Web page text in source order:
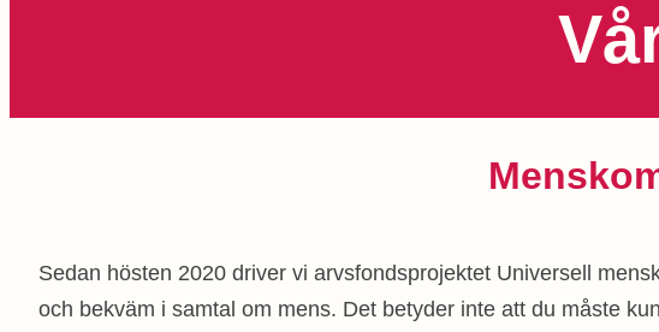
Sedan hösten 2020 driver vi arvsfondsprojektet Universell
och bekväm i samtal om mens. Det betyder inte att du måste